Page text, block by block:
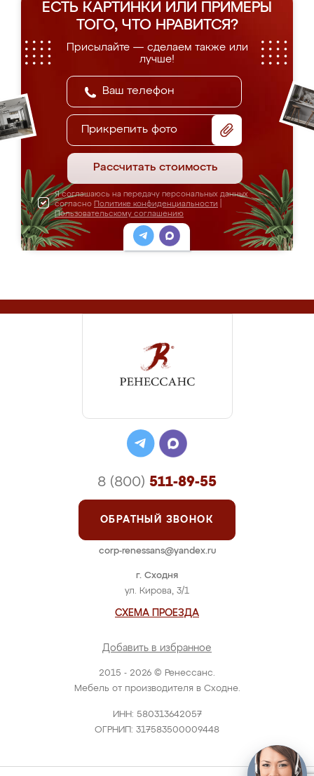
ЕСТЬ КАРТИНКИ ИЛИ ПРИМЕРЫ
ТОГО, ЧТО НРАВИТСЯ?
Присылайте — сделаем также или
лучше!
Прикрепить фото
Рассчитать стоимость
Я соглашаюсь на передачу персональных данных
согласно Политике конфиденциальности
Пользовательскому соглашению
2015 - 2026 © Ренессанс.
Мебель от производителя в Сходне.
ИНН: 580313642057
ОГРНИП: 317583500009448
г. Сходня
ул. Кирова, 3/1
СХЕМА ПРОЕЗДА
Добавить в избранное
8 (800) 511-89-55
ОБРАТНЫЙ ЗВОНОК
corp-renessans@yandex.ru